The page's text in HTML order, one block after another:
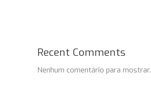
Recent Comments
Nenhum comentário para mostrar.